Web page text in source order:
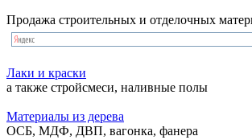
Продажа строительных и отделочных
Лаки и краски
а также стройсмеси, наливные полы
Материалы из дерева
ОСБ, МДФ, ДВП, вагонка, фанера